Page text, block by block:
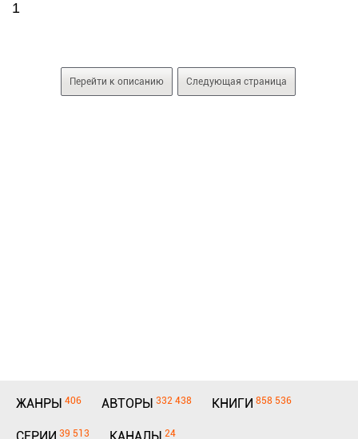
1
Перейти к описанию Следующая страница
ЖАНРЫ 406 АВТОРЫ 332 438 КНИГИ 858 536
39 513 24